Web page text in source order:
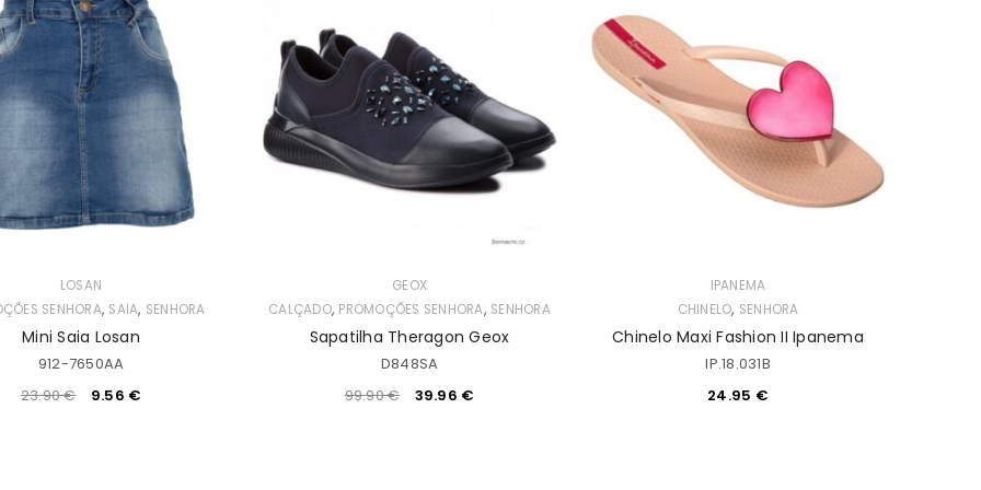
LOSAN
SENHORA, SAIA, SENHORA
Mini Saia Losan
912-7650AA
23.90€ 9.56 €
GEOX
CALÇADO, PROMOÇÕES SENHORA, SENHORA
Sapatilha Theragon Geox
D848SA
99.90€ 39.96 €
IPANEMA
CHINELO, SENHORA
Chinelo Maxi Fashion II Ipanema
IP.18.031B
24.95 €